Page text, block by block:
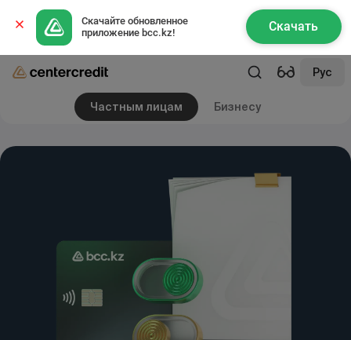
Скачайте обновленное
приложение bcc.kz!
Скачать
Рус
Частным лицам Бизнесу